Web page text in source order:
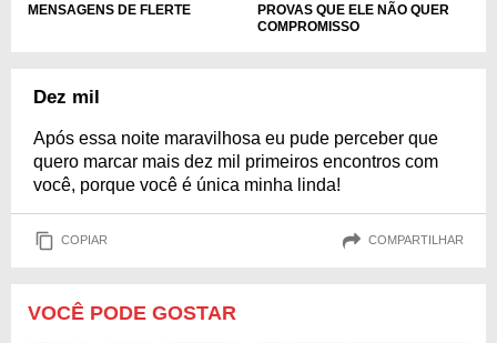
MENSAGENS DE FLERTE
PROVAS QUE ELE NÃO QUER
COMPROMISSO
Dez mil
Após essa noite maravilhosa eu pude perceber que
quero marcar mais dez mil primeiros encontros com
você, porque você é única minha linda!
COPIAR COMPARTILHAR
VOCÊ PODE GOSTAR